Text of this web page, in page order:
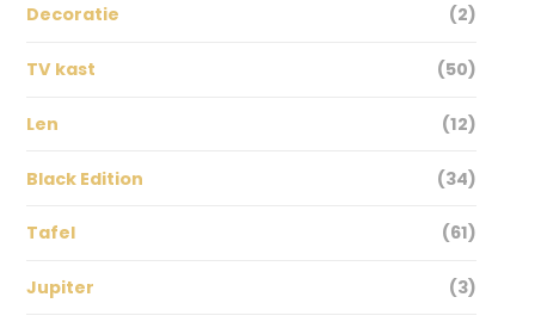
Decoratie (2)
TV kast (50)
Len (12)
Black Edition (34)
Tafel (61)
Jupiter (3)